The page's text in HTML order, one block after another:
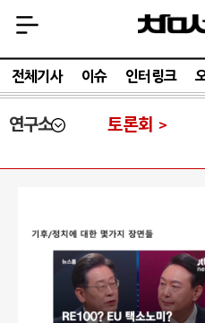
전체기사 이슈 인터링크
연구소 토론회